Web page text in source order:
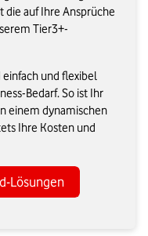
die auf Ihre Ansprüche
Tier3+-
und flexibel
Bedarf. So ist Ihr
einem dynamischen
Ihre Kosten und
Lösungen